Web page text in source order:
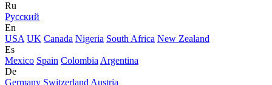
Ru
Русский
En
USA UK Canada Nigeria South Africa New Zealand
Es
Mexico Spain Colombia Argentina
De
Germany Switzerland Austria